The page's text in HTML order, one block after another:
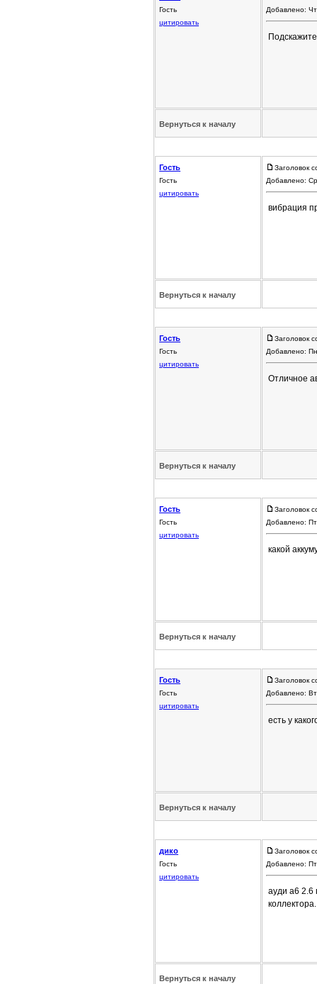
Гость
цитировать
Добавлено:
Вернуться к началу
Гость
Гость
цитировать
Заголовок
Добавлено:
вибрация
Вернуться к началу
Гость
Гость
цитировать
Заголовок
Добавлено:
Отличное
Вернуться к началу
Гость
Гость
цитировать
Заголовок
Добавлено:
какой
Вернуться к началу
Гость
Гость
цитировать
Заголовок
Добавлено:
есть у
Вернуться к началу
дико
Гость
цитировать
Заголовок
Добавлено:
ауди а6 2.6
Вернуться к началу